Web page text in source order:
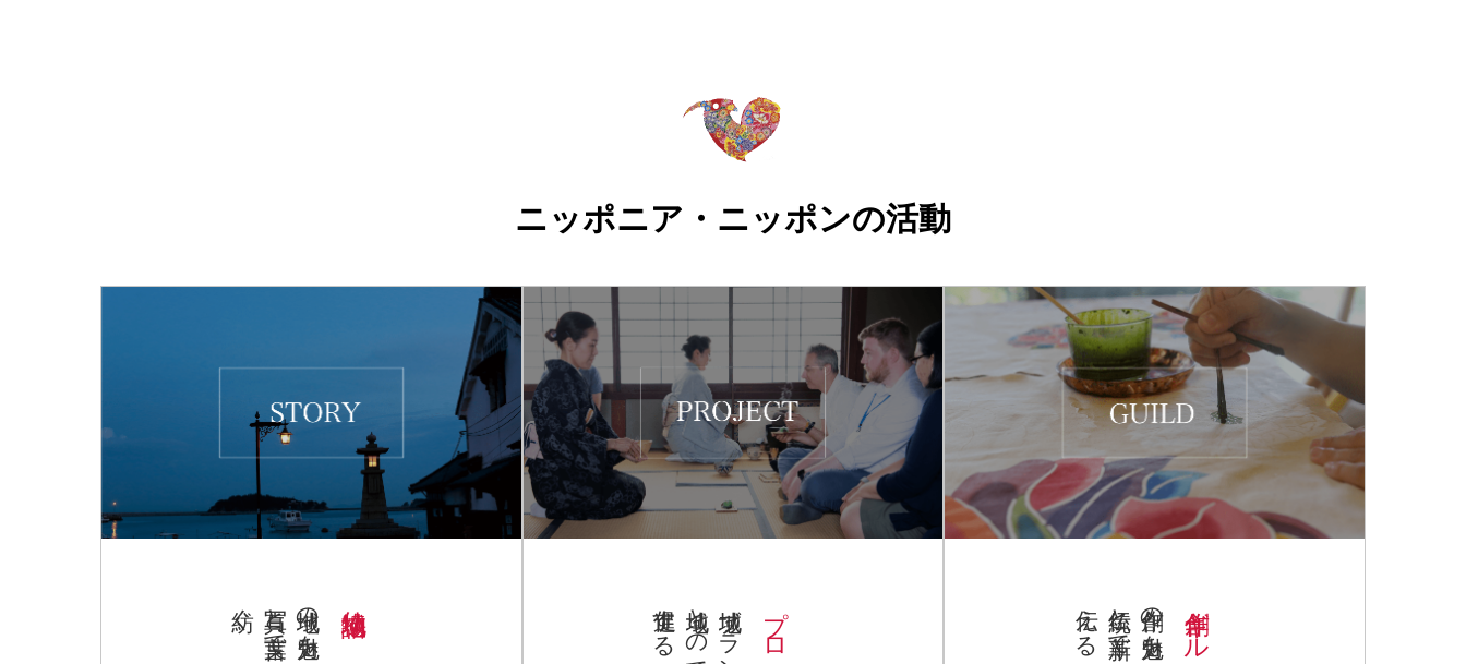
ニッポニア・ニッポンの活動
地域物語り
地域の魅力を
写真と言葉で
紡ぐ 地域との共創で
促進する 創作ギルド
創作の魅力を
伝統と革新で
伝える